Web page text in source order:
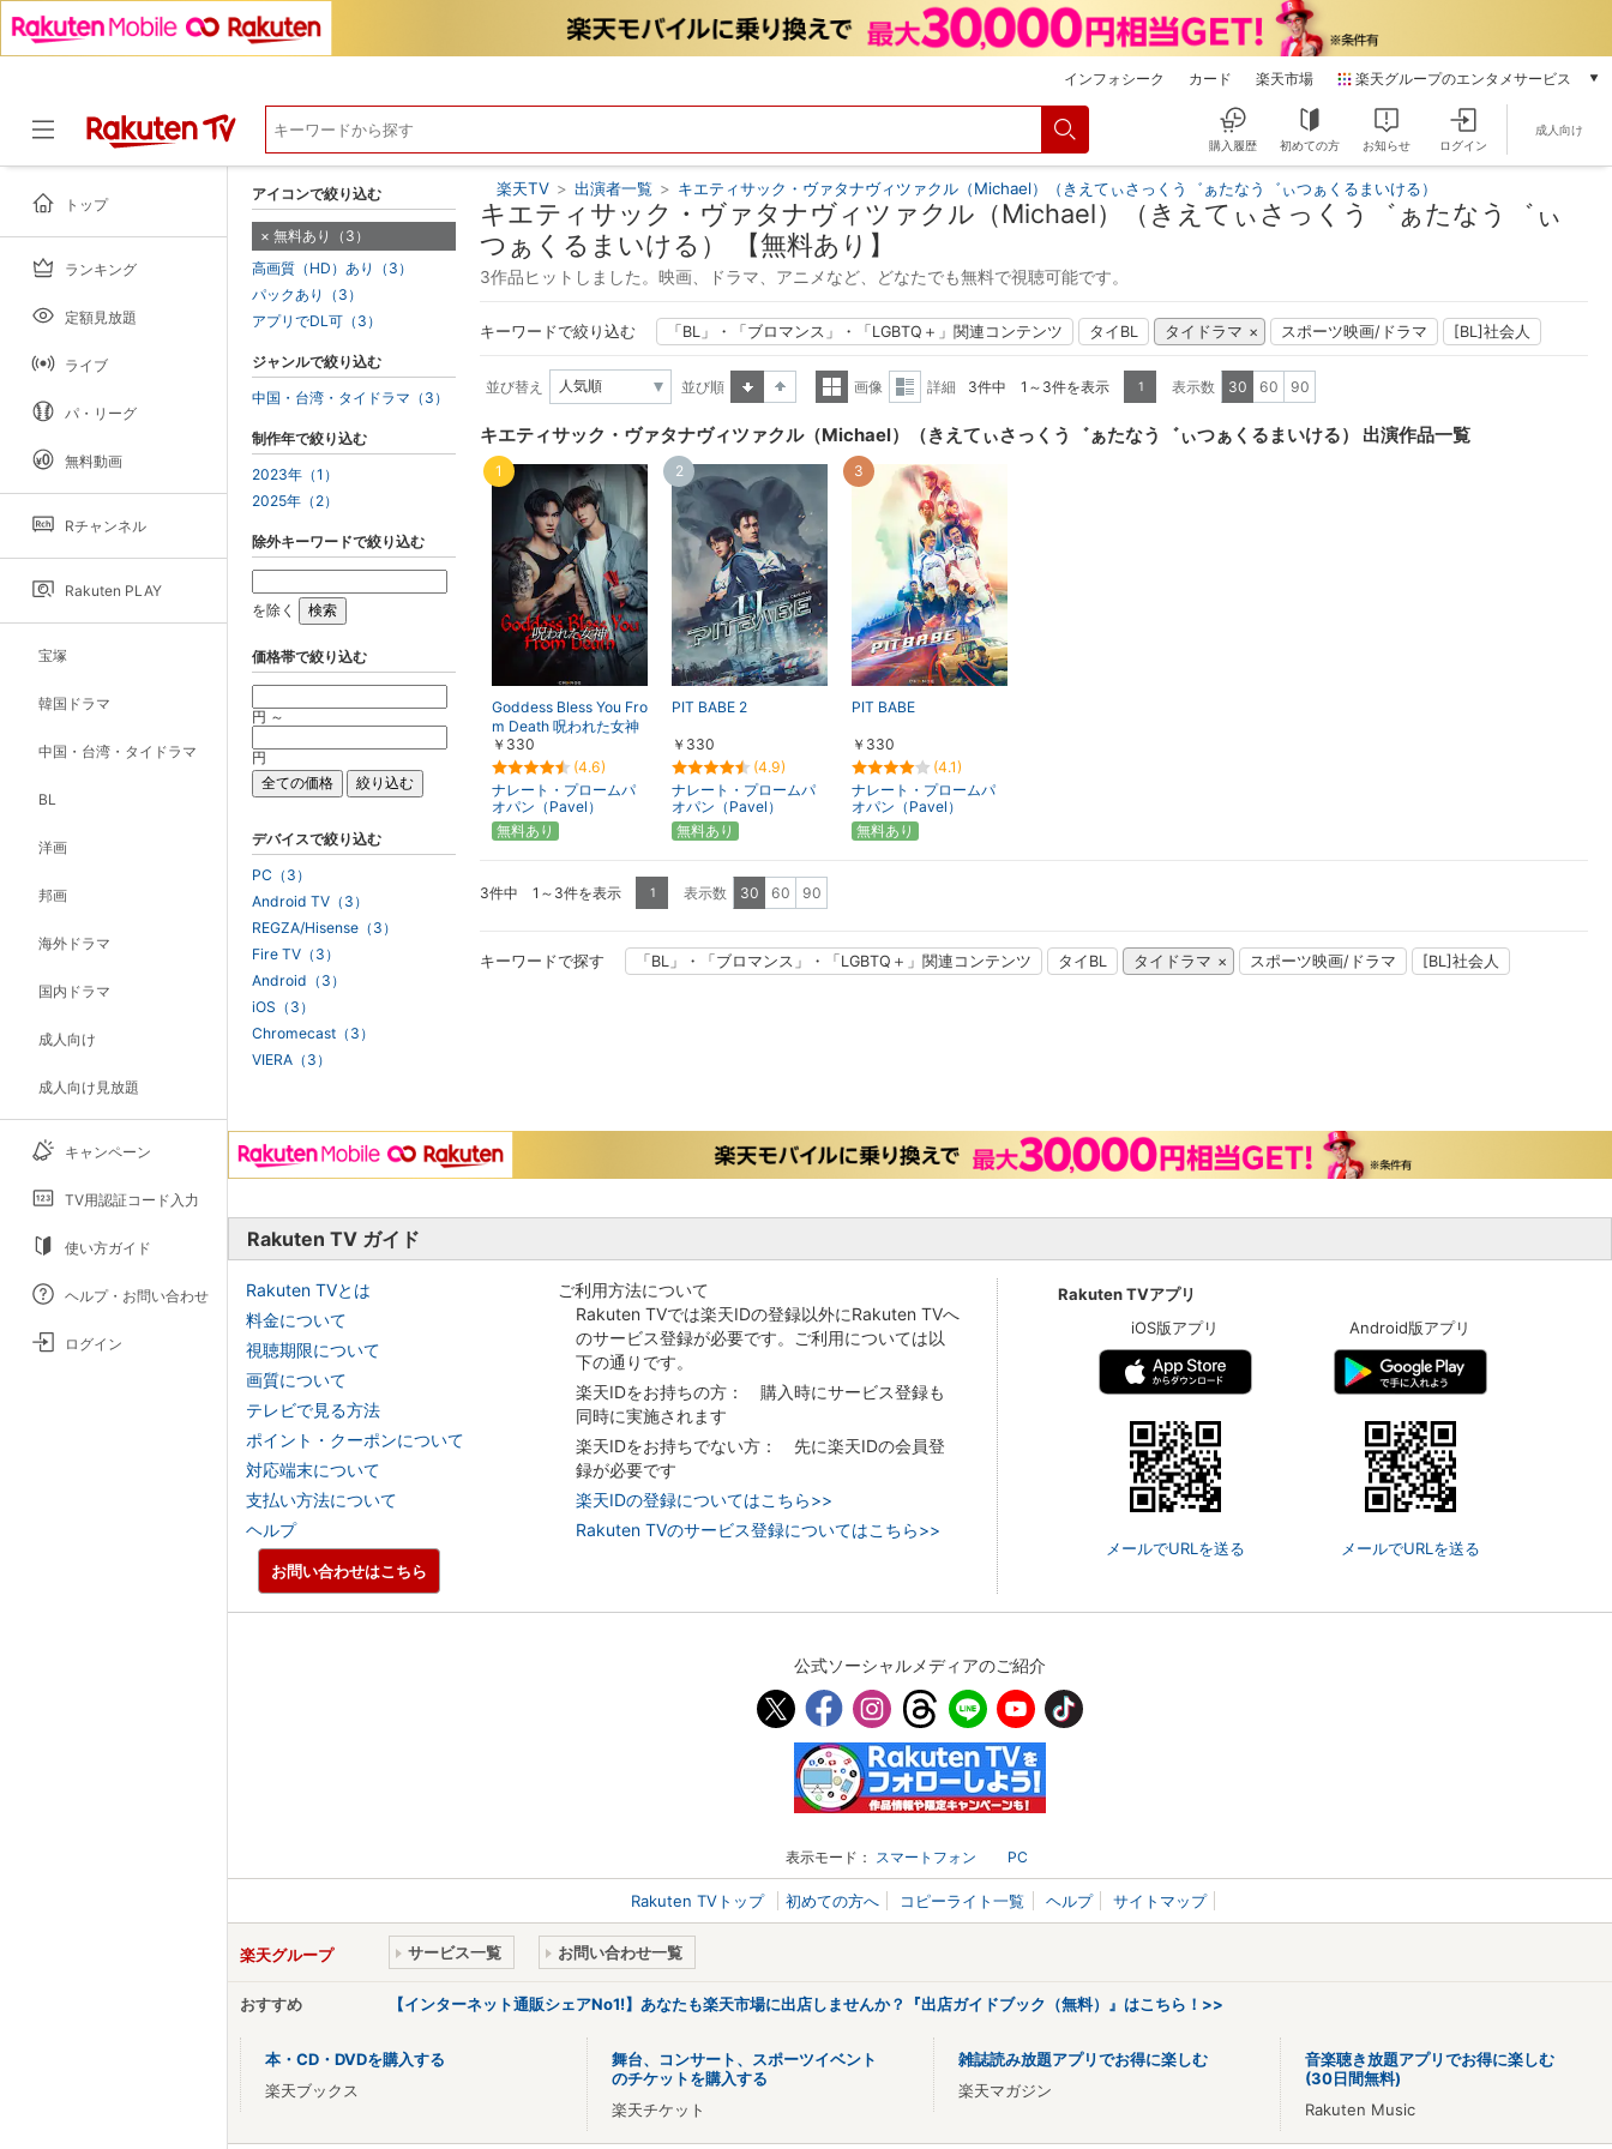
インフォシーク カード 楽天市場 楽天グループのエンタメサービス
本/ゲーム/CD/DVD
楽天ブックス
電子書籍
音楽配信
動画配信
Rakuten PLAY
購入履歴 初めての方 お知らせ ログイン
成人向け
トップ
ランキング
定額見放題
ライブ
パ・リーグ
無料動画
Rチャンネル
Rakuten PLAY
宝塚
韓国ドラマ
中国・台湾・タイドラマ
BL
洋画
邦画
海外ドラマ
国内ドラマ
成人向け
成人向け見放題
キャンペーン
TV用認証コード入力
使い方ガイド
ヘルプ・お問い合わせ
ログイン
楽天TV > 出演者一覧 > キエティサック・ヴァタナヴィツァクル（Michael）（きえてぃさっくう゛ぁたなう゛ぃつぁくるまいける）
キエティサック・ヴァタナヴィツァクル（Michael）（きえてぃさっくう゛ぁたなう゛ぃ
つぁくるまいける） 【無料あり】
3作品ヒットしました。映画、ドラマ、アニメなど、どなたでも無料で視聴可能です。
キーワードで絞り込む 「BL」・「ブロマンス」・「LGBTQ＋」関連コンテンツ タイBL タイドラマ スポーツ映画/ドラマ [BL]社会人
並び替え
並び順
表示
画像
表示
詳細 3件中 1～3件を表示 1 表示数 30 60 90
キエティサック・ヴァタナヴィツァクル（Michael）（きえてぃさっくう゛ぁたなう゛ぃつぁくるまいける） 出演作品一覧
Goddess Bless You Fro
m Death 呪われた女神
￥330
(4.6)
ナレート・プロームパ
オパン（Pavel）
1
無料あり
PIT BABE 2
￥330
(4.9)
ナレート・プロームパ
オパン（Pavel）
2
無料あり
PIT BABE
￥330
(4.1)
ナレート・プロームパ
オパン（Pavel）
3
無料あり
3件中 1～3件を表示 1 表示数 30 60 90
キーワードで探す 「BL」・「ブロマンス」・「LGBTQ＋」関連コンテンツ タイBL タイドラマ スポーツ映画/ドラマ [BL]社会人
アイコンで絞り込む
無料あり（3）
高画質（HD）あり（3）
パックあり（3）
アプリでDL可（3）
ジャンルで絞り込む
中国・台湾・タイドラマ（3）
制作年で絞り込む
2023年（1）
2025年（2）
除外キーワードで絞り込む
を除く
価格帯で絞り込む
円 ～
円
デバイスで絞り込む
PC（3）
Android TV（3）
REGZA/Hisense（3）
Fire TV（3）
Android（3）
iOS（3）
Chromecast（3）
VIERA（3）
Rakuten TV ガイド
Rakuten TVとは
料金について
視聴期限について
画質について
テレビで見る方法
ポイント・クーポンについて
対応端末について
支払い方法について
ヘルプ
ご利用方法について
Rakuten TVでは楽天IDの登録以外にRakuten TVへ
のサービス登録が必要です。ご利用については以
下の通りです。
楽天IDをお持ちの方： 購入時にサービス登録も
同時に実施されます
楽天IDをお持ちでない方： 先に楽天IDの会員登
録が必要です
楽天IDの登録についてはこちら>>
Rakuten TVのサービス登録についてはこちら>>
Rakuten TVアプリ
iOS版アプリ
メールでURLを送る
Android版アプリ
メールでURLを送る
お問い合わせはこちら
公式ソーシャルメディアのご紹介
表示モード： スマートフォン PC
Rakuten TVトップ 初めての方へ コピーライト一覧 ヘルプ サイトマップ
楽天グループ サービス一覧 お問い合わせ一覧
おすすめ 【インターネット通販シェアNo1!】あなたも楽天市場に出店しませんか？『出店ガイドブック（無料）』はこちら！>>
本・CD・DVDを購入する
楽天ブックス
舞台、コンサート、スポーツイベント
のチケットを購入する
楽天チケット
雑誌読み放題アプリでお得に楽しむ
楽天マガジン
音楽聴き放題アプリでお得に楽しむ
(30日間無料)
Rakuten Music